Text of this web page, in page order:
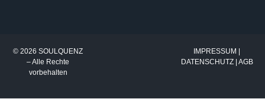
© 2026 SOULQUENZ
– Alle Rechte
vorbehalten
IMPRESSUM
DATENSCHUTZ AGB